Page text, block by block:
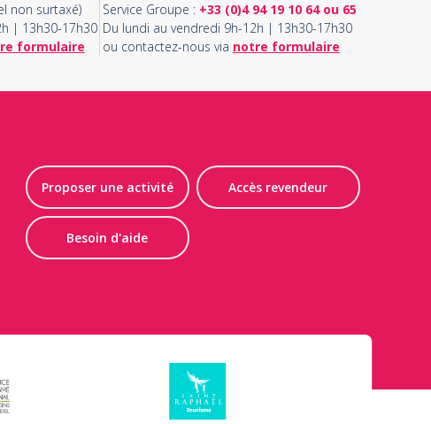
non surtaxé)
| 13h30-17h30
formulaire
Service Groupe : +33 (0)4 94 19 10 64 ou 65
Du lundi au vendredi 9h-12h | 13h30-17h30
ou contactez-nous via notre formulaire
Proposer une activité Accès revendeur
Besoin d'aide